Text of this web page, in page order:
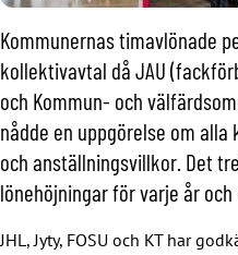
Kommunernas timavlönade
kollektivavtal då JAU
och Kommun- och
nådde en uppgörelse om
och anställningsvillkor. Det
lönehöjningar för varje år
JHL, Jyty, FOSU och KT har